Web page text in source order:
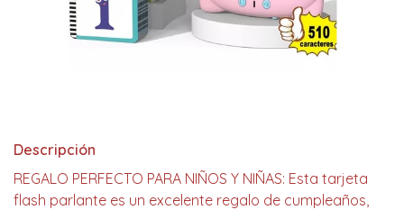
Descripción
REGALO PERFECTO PARA NIÑOS Y NIÑAS: Esta tarjeta
flash parlante es un excelente regalo de cumpleaños,